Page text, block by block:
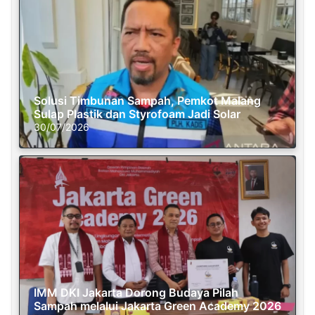
Solusi Timbunan Sampah, Pemkot Malang
Sulap Plastik dan Styrofoam Jadi Solar
30/07/2026
IMM DKI Jakarta Dorong Budaya Pilah
Sampah melalui Jakarta Green Academy 2026